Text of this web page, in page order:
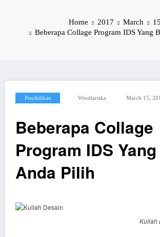
Home 2017 March
15
Beberapa Collage Program IDS Yang
Pendidikan Windiariska March 15,
Beberapa Collage
Program IDS
Anda Pilih
Kuliah